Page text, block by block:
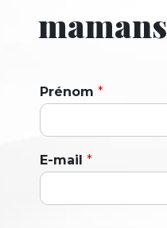
mamans
Prénom *
E-mail *